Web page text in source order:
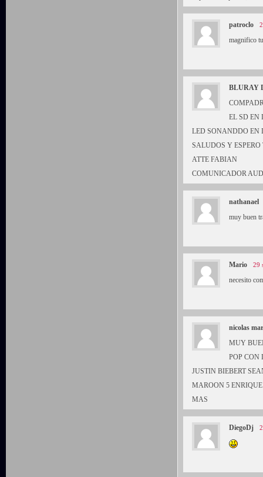
patroclo
magnifico
BLURAY
EL SD EN
LED SONANDDO EN
SALUDOS Y ESPERO
ATTE FABIAN
COMUNICADOR
nathanael
muy buen
Mario 29
necesito
nicolas
MUY
POP CON
JUSTIN BIEBERT
MAROON 5
MAS
DiegoDj